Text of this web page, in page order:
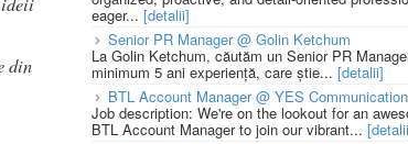
din
eager... [detalii]
Senior PR Manager @ Golin Ketchum
La Golin Ketchum, căutăm un Senior PR
minimum 5 ani experiență, care știe... [detalii]
BTL Account Manager @ YES Communication
Job description: We're on the lookout for an
BTL Account Manager to join our vibrant...